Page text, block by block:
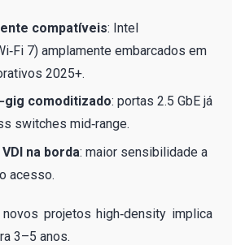
compatíveis: Intel
7) amplamente embarcados em
2025+.
comoditizado: portas 2.5 GbE já
switches mid‑range.
na borda: maior sensibilidade a
acesso.
projetos high‑density implica
3–5 anos.